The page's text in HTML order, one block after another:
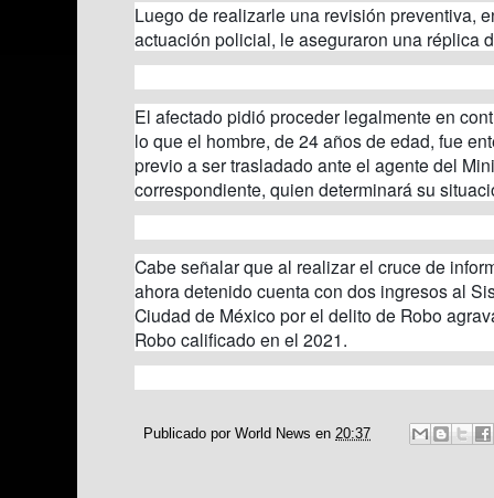
Luego de realizarle una revisión preventiva,
actuación policial, le aseguraron una réplica
El afectado pidió proceder legalmente en
lo que el hombre, de 24 años de edad, fue
previo a ser trasladado ante el agente del
correspondiente, quien determinará su
Cabe señalar que al realizar el cruce de
ahora detenido cuenta con dos ingresos al
Ciudad de México por el delito de Robo
Robo calificado en el 2021.
Publicado por World News en 20:37